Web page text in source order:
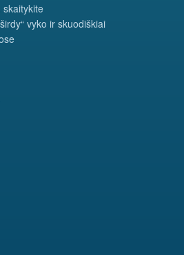
vyko ir skuodiškiai